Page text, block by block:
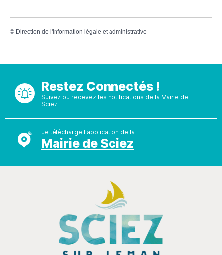
© Direction de l'information légale et administrative
Restez Connectés !
Suivez ou recevez les notifications de la Mairie de
Sciez
Je télécharge l'application de la
Mairie de Sciez